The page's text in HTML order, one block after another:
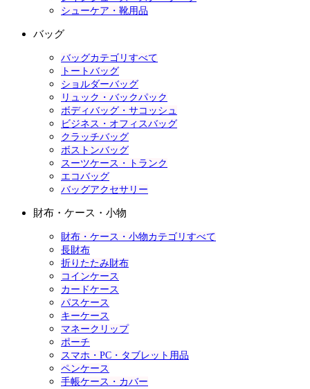
シューケア・靴用品
バッグ
バッグカテゴリすべて
トートバッグ
ショルダーバッグ
リュック・バックパック
ボディバッグ・サコッシュ
ビジネス・オフィスバッグ
クラッチバッグ
ボストンバッグ
スーツケース・トランク
エコバッグ
バッグアクセサリー
財布・ケース・小物
財布・ケース・小物カテゴリすべて
長財布
折りたたみ財布
コインケース
カードケース
パスケース
キーケース
マネークリップ
ポーチ
スマホ・PC・タブレット用品
ペンケース
手帳ケース・カバー